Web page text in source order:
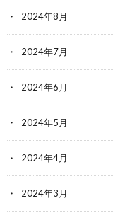
2024年8月
2024年7月
2024年6月
2024年5月
2024年4月
2024年3月